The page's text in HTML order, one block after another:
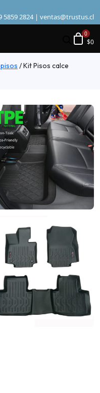
5859 2824 | ventas@trustus.cl
$0
/Kit Pisos calce